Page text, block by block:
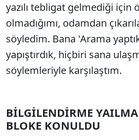
yazılı tebligat gelmediği için
olmadığımı, odamdan
söyledim. Bana 'Arama
yapıştırdık, hiçbiri sana
söylemleriyle karşılaştım.
BİLGİLENDİRME
BLOKE KONULDU